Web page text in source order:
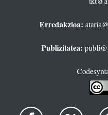
Erredakzioa:
Publizitatea: